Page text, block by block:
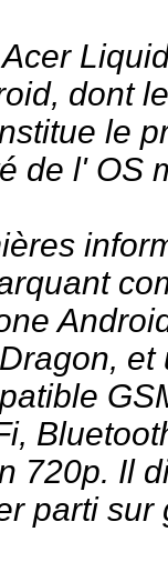
dont
le
de l' OS
720p. Il
parti